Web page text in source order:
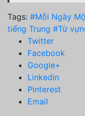
Tags: #Mỗi Ngày
tiếng Trung #Từ
Twitter
Facebook
Google+
Linkedin
Pinterest
Email